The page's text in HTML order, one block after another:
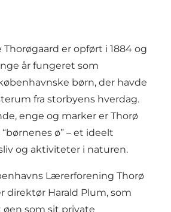
er opført i 1884 og
år fungeret som
børn, der havde
fra storbyens hverdag.
enge og marker er Thorø
ø” – et ideelt
og aktiviteter i naturen.
Lærerforening Thorø
direktør Harald Plum, som
øen som sit private